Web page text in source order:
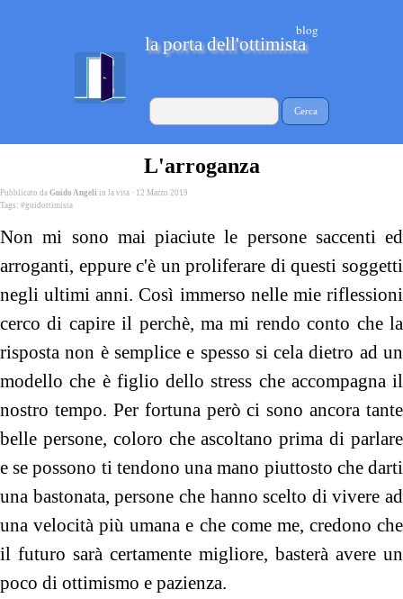
la porta dell'ottimista
blog
Cerca
L'arroganza
Pubblicato da Guido Angeli in la vita · 12 Marzo 2019
Tags: #guidottimista
Non mi sono mai piaciute le persone saccenti ed
arroganti, eppure c'è un proliferare di questi soggetti
negli ultimi anni. Così immerso nelle mie riflessioni
cerco di capire il perchè, ma mi rendo conto che la
risposta non è semplice e spesso si cela dietro ad un
modello che è figlio dello stress che accompagna il
nostro tempo. Per fortuna però ci sono ancora tante
belle persone, coloro che ascoltano prima di parlare
e se possono ti tendono una mano piuttosto che darti
una bastonata, persone che hanno scelto di vivere ad
una velocità più umana e che come me, credono che
il futuro sarà certamente migliore, basterà avere un
poco di ottimismo e pazienza.